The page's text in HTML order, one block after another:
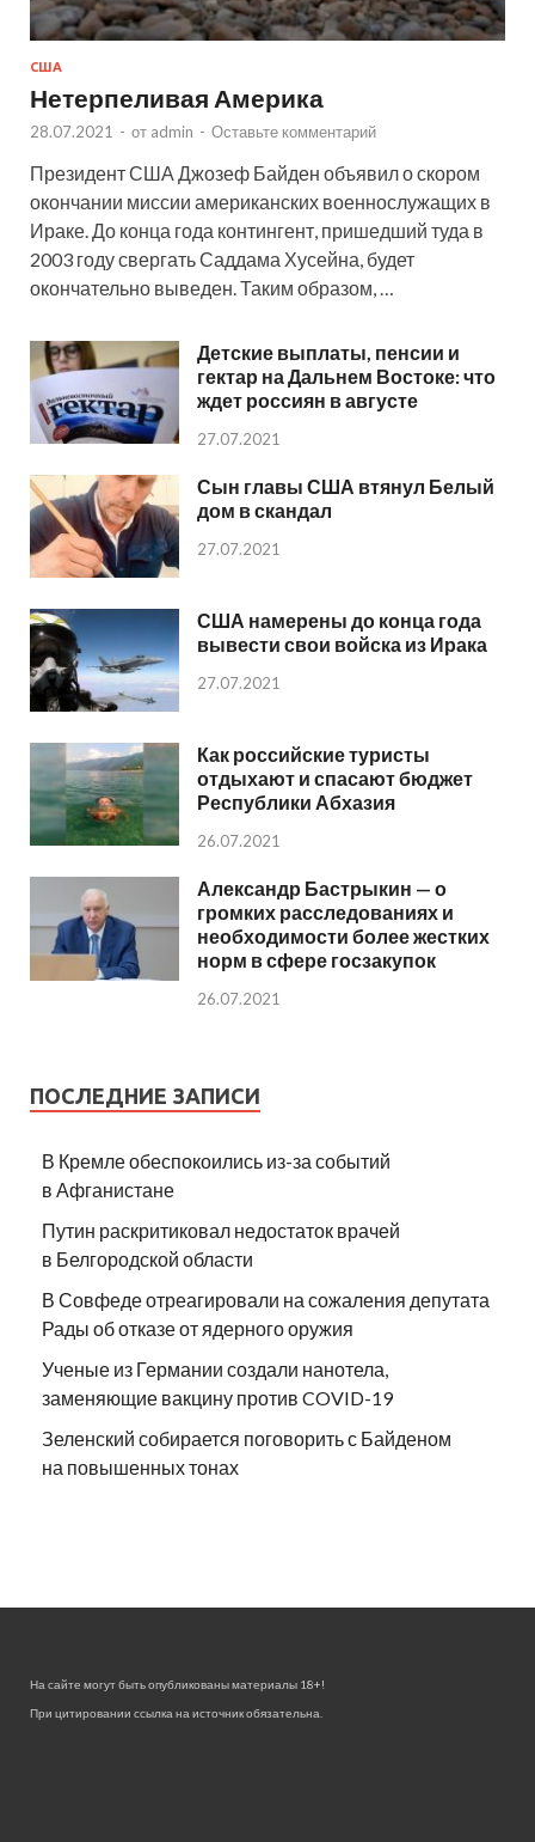
США
Нетерпеливая Америка
28.07.2021 - от admin - Оставьте комментарий
Президент США Джозеф Байден объявил о скором
окончании миссии американских военнослужащих в
Ираке. До конца года контингент, пришедший туда в
2003 году свергать Саддама Хусейна, будет
окончательно выведен. Таким образом, …
Детские выплаты, пенсии и
гектар на Дальнем Востоке: что
ждет россиян в августе
27.07.2021
Сын главы США втянул Белый
дом в скандал
27.07.2021
США намерены до конца года
вывести свои войска из Ирака
27.07.2021
Как российские туристы
отдыхают и спасают бюджет
Республики Абхазия
26.07.2021
Александр Бастрыкин — о
громких расследованиях и
необходимости более жестких
норм в сфере госзакупок
26.07.2021
ПОСЛЕДНИЕ ЗАПИСИ
В Кремле обеспокоились из-за событий
в Афганистане
Путин раскритиковал недостаток врачей
в Белгородской области
В Совфеде отреагировали на сожаления депутата
Рады об отказе от ядерного оружия
Ученые из Германии создали нанотела,
заменяющие вакцину против COVID-19
Зеленский собирается поговорить с Байденом
на повышенных тонах
На сайте могут быть опубликованы материалы 18+!
При цитировании ссылка на источник обязательна.